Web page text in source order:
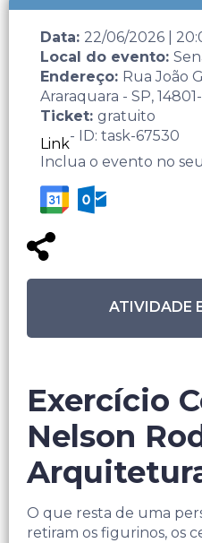
Data: 22/06/2026
Local do evento:
Endereço: Rua João
Araraquara - SP,
Ticket: gratuito
Link- ID: task-67530
Inclua o evento no
ATIVIDADE
Exercício
Nelson
O que resta de uma
retiram os figurinos, os